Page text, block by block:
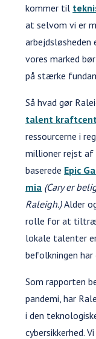
kommer til
at selvom vi er
arbejdsløsheden
vores marked
på stærke
Så hvad gør
talent
ressourcerne i
millioner rejst af
baserede Epic
mia (Cary er
Raleigh.)Alder
rolle for at
lokale talenter
befolkningen har
Som rapporten
pandemi, har
i den
cybersikkerhed.